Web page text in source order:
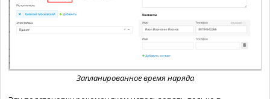
Запланированное время наряда